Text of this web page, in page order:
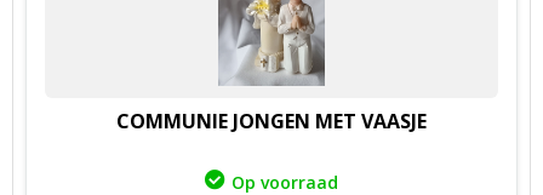
COMMUNIE JONGEN MET VAASJE
Op voorraad